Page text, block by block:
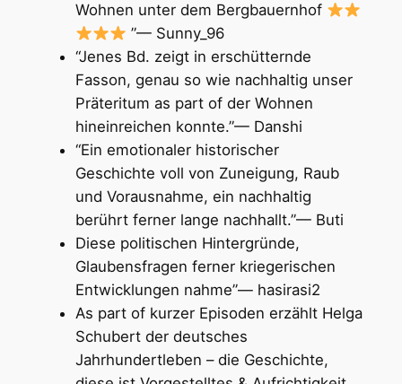
Wohnen unter dem Bergbauernhof
”— Sunny_96
“Jenes Bd. zeigt in erschütternde
Fasson, genau so wie nachhaltig unser
Präteritum as part of der Wohnen
hineinreichen konnte.”— Danshi
“Ein emotionaler historischer
Geschichte voll von Zuneigung, Raub
und Vorausnahme, ein nachhaltig
berührt ferner lange nachhallt.”— Buti
Diese politischen Hintergründe,
Glaubensfragen ferner kriegerischen
Entwicklungen nahme”— hasirasi2
As part of kurzer Episoden erzählt Helga
Schubert der deutsches
Jahrhundertleben – die Geschichte,